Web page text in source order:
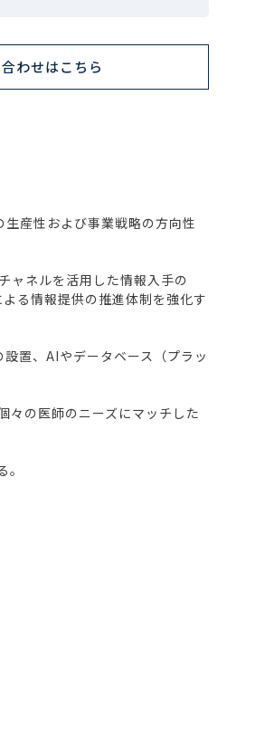
わせはこちら
産性および事業戦略の方向性
ャネルを活用した情報入手の
る情報提供の推進体制を強化す
置、AIやデータベース（プラッ
々の医師のニーズにマッチした